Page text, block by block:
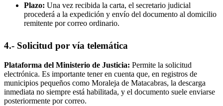
Plazo: Una vez recibida la carta, el secretario judicial
procederá a la expedición y envío del documento al domicilio
remitente por correo ordinario.
4.- Solicitud por vía telemática
Plataforma del Ministerio de Justicia: Permite la solicitud
electrónica. Es importante tener en cuenta que, en registros de
municipios pequeños como Moraleja de Matacabras, la descarga
inmediata no siempre está habilitada, y el documento suele enviarse
posteriormente por correo.